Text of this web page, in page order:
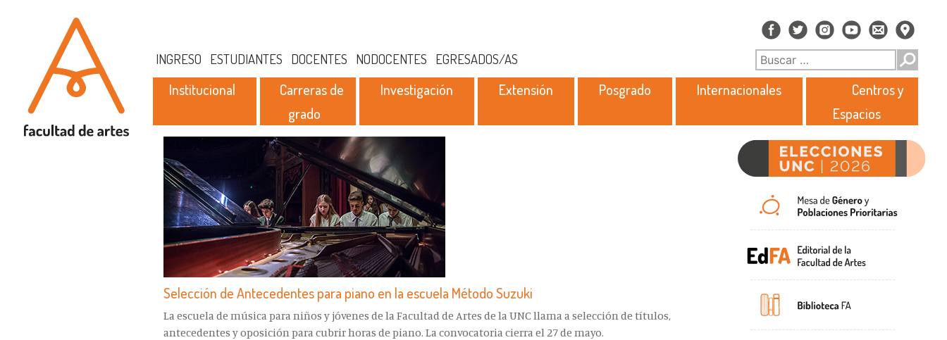
INGRESO ESTUDIANTES DOCENTES NODOCENTES EGRESADOS/AS
Institucional
Carreras de
grado
Investigación Extensión Posgrado Internacionales
Centros y
Espacios
Selección de Antecedentes para piano en la escuela Método Suzuki
La escuela de música para niños y jóvenes de la Facultad de Artes de la UNC llama a selección de títulos,
antecedentes y oposición para cubrir horas de piano. La convocatoria cierra el 27 de mayo.